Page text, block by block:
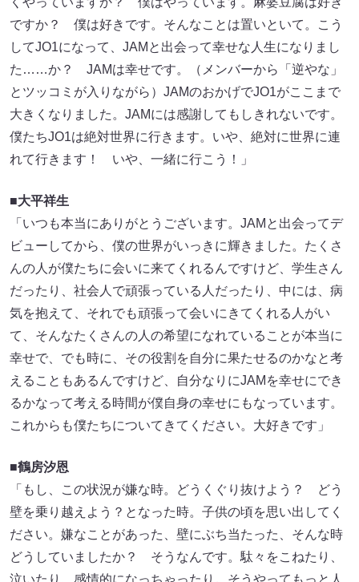
ですか？ 僕は好きです。そんなことは置いといて。こう
してJO1になって、JAMと出会って幸せな人生になりまし
た……か？ JAMは幸せです。（メンバーから「逆やな」
とツッコミが入りながら）JAMのおかげでJO1がここまで
大きくなりました。JAMには感謝してもしきれないです。
僕たちJO1は絶対世界に行きます。いや、絶対に世界に連
れて行きます！ いや、一緒に行こう！」
■大平祥生
「いつも本当にありがとうございます。JAMと出会ってデ
ビューしてから、僕の世界がいっきに輝きました。たくさ
んの人が僕たちに会いに来てくれるんですけど、学生さん
だったり、社会人で頑張っている人だったり、中には、病
気を抱えて、それでも頑張って会いにきてくれる人がい
て、そんなたくさんの人の希望になれていることが本当に
幸せで、でも時に、その役割を自分に果たせるのかなと考
えることもあるんですけど、自分なりにJAMを幸せにでき
るかなって考える時間が僕自身の幸せにもなっています。
これからも僕たちについてきてください。大好きです」
■鶴房汐恩
「もし、この状況が嫌な時。どうくぐり抜けよう？ どう
壁を乗り越えよう？となった時。子供の頃を思い出してく
ださい。嫌なことがあった、壁にぶち当たった、そんな時
どうしていましたか？ そうなんです。駄々をこねたり、
泣いたり、感情的になっちゃったり。そうやってもっと人